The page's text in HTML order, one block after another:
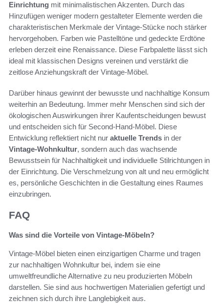
Einrichtung mit minimalistischen Akzenten. Durch das
Hinzufügen weniger modern gestalteter Elemente werden die
charakteristischen Merkmale der Vintage-Stücke noch stärker
hervorgehoben. Farben wie Pastelltöne und gedeckte Erdtöne
erleben derzeit eine Renaissance. Diese Farbpalette lässt sich
ideal mit klassischen Designs vereinen und verstärkt die
zeitlose Anziehungskraft der Vintage-Möbel.
Darüber hinaus gewinnt der bewusste und nachhaltige Konsum
weiterhin an Bedeutung. Immer mehr Menschen sind sich der
ökologischen Auswirkungen ihrer Kaufentscheidungen bewust
und entscheiden sich für Second-Hand-Möbel. Diese
Entwicklung reflektiert nicht nur aktuelle Trends in der
Vintage-Wohnkultur, sondern auch das wachsende
Bewusstsein für Nachhaltigkeit und individuelle Stilrichtungen in
der Einrichtung. Die Verschmelzung von alt und neu ermöglicht
es, persönliche Geschichten in die Gestaltung eines Raumes
einzubringen.
FAQ
Was sind die Vorteile von Vintage-Möbeln?
Vintage-Möbel bieten einen einzigartigen Charme und tragen
zur nachhaltigen Wohnkultur bei, indem sie eine
umweltfreundliche Alternative zu neu produzierten Möbeln
darstellen. Sie sind aus hochwertigen Materialien gefertigt und
zeichnen sich durch ihre Langlebigkeit aus.